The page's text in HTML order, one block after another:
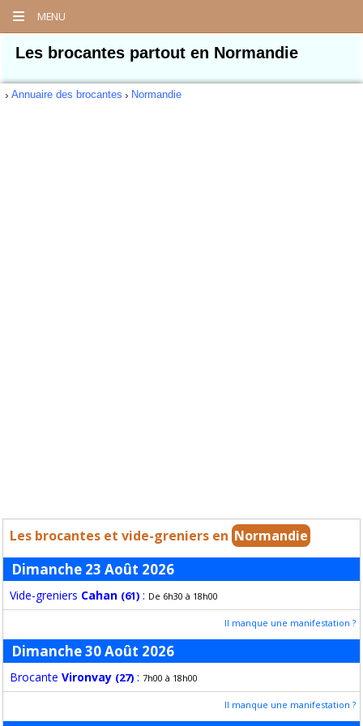
MENU
Les brocantes partout en Normandie
Annuaire des brocantes Normandie
Les brocantes et vide-greniers en Normandie
Dimanche 23 Août 2026
Vide-greniers Cahan (61) : De 6h30 à 18h00
Il manque une manifestation ?
Dimanche 30 Août 2026
Brocante Vironvay (27) : 7h00 à 18h00
Il manque une manifestation ?